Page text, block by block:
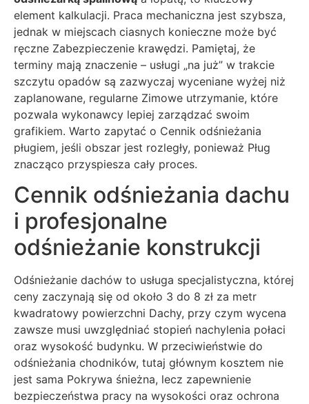
element kalkulacji. Praca mechaniczna jest szybsza,
jednak w miejscach ciasnych konieczne może być
ręczne Zabezpieczenie krawędzi. Pamiętaj, że
terminy mają znaczenie – usługi „na już” w trakcie
szczytu opadów są zazwyczaj wyceniane wyżej niż
zaplanowane, regularne Zimowe utrzymanie, które
pozwala wykonawcy lepiej zarządzać swoim
grafikiem. Warto zapytać o Cennik odśnieżania
pługiem, jeśli obszar jest rozległy, ponieważ Pług
znacząco przyspiesza cały proces.
Cennik odśnieżania dachu
i profesjonalne
odśnieżanie konstrukcji
Odśnieżanie dachów to usługa specjalistyczna, której
ceny zaczynają się od około 3 do 8 zł za metr
kwadratowy powierzchni Dachy, przy czym wycena
zawsze musi uwzględniać stopień nachylenia połaci
oraz wysokość budynku. W przeciwieństwie do
odśnieżania chodników, tutaj głównym kosztem nie
jest sama Pokrywa śnieżna, lecz zapewnienie
bezpieczeństwa pracy na wysokości oraz ochrona